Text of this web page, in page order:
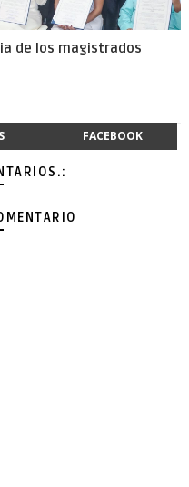
de los magistrados
FACEBOOK